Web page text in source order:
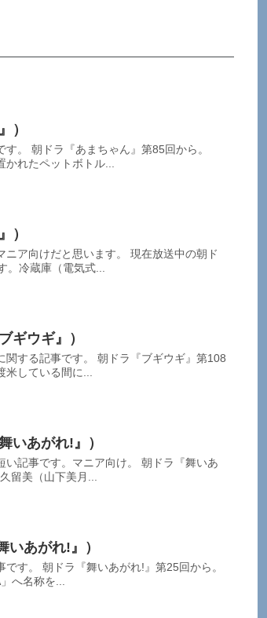
）
。 朝ドラ『あまちゃん』第85回から。
かれたペットボトル...
）
ニア向けだと思います。 現在放送中の朝ド
。冷蔵庫（電気式...
ギウギ』）
関する記事です。 朝ドラ『ブギウギ』第108
米している間に...
いあがれ!』）
い記事です。マニア向け。 朝ドラ『舞いあ
留美（山下美月...
いあがれ!』）
す。 朝ドラ『舞いあがれ!』第25回から。
へ名称を...